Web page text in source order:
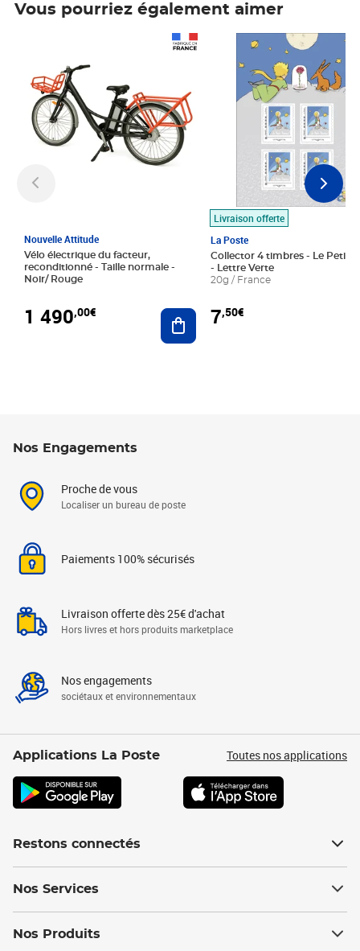
Vous pourriez également aimer
Nouvelle Attitude
Vélo électrique du facteur,
reconditionné - Taille normale -
Noir/ Rouge
1 490,00€ Ajouter au panier
Livraison offerte
La Poste
Collector 4 timbres - Le Petit
- Lettre Verte
20g / France
7,50€
Prix 7,50€
Nos Engagements
Proche de vous
Localiser un bureau de poste
Paiements 100% sécurisés
Livraison offerte dès 25€ d'achat
Hors livres et hors produits marketplace
Nos engagements
sociétaux et environnementaux
Applications La Poste Toutes nos applications
Restons connectés
Nos Services
Nos Produits